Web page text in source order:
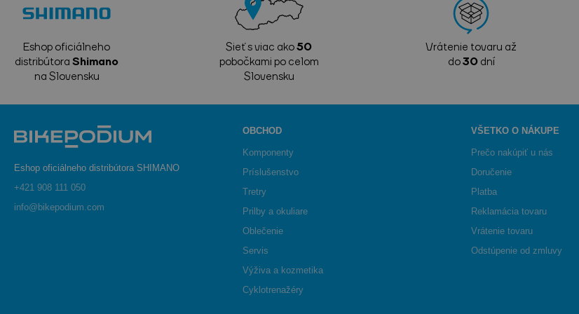
Eshop oficiálneho
distribútoraShimano
na Slovensku
Sieť s viac ako50
pobočkami po celom
Slovensku
Vrátenie tovaru až
do30dní
Eshop oficiálneho distribútora SHIMANO
+421 908 111 050
info@bikepodium.com
OBCHOD
Komponenty
Príslušenstvo
Tretry
Prilby a okuliare
Oblečenie
Servis
Výživa a kozmetika
Cyklotrenažéry
VŠETKO O NÁKUPE
Prečo nakúpiť u nás
Doručenie
Platba
Reklamácia tovaru
Vrátenie tovaru
Odstúpenie od zmluvy